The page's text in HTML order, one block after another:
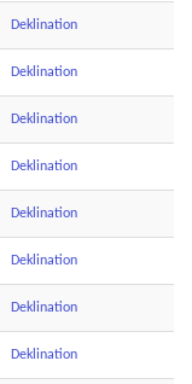
Deklination
Deklination
Deklination
Deklination
Deklination
Deklination
Deklination
Deklination